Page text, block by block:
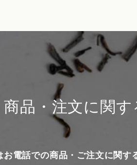
商品・注文に関
お電話での商品・ご注文に関す